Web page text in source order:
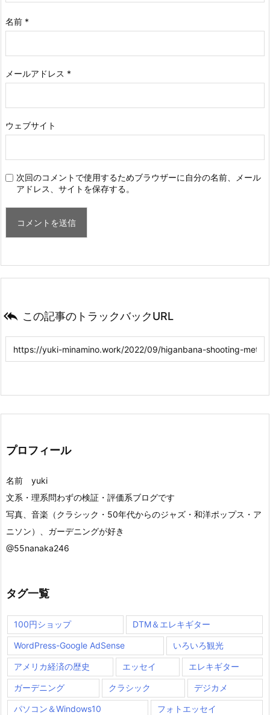
名前 *
メールアドレス *
ウェブサイト
次回のコメントで使用するためブラウザーに自分の名前、メール
アドレス、サイトを保存する。
 この記事のトラックバックURL
プロフィール
名前 yuki
文系・理系問わずの検証・評価系ブログです
写真、音楽（クラシック・50年代からのジャズ・和洋ポップス・ア
ニソン）、ガーデニングが好き
@55nanaka246
タグ一覧
100円ショップ DTM＆エレキギター
WordPress-Google AdSense いろいろ観光
アメリカ経済の歴史 エッセイ エレキギター
ガーデニング クラシック デジカメ
パソコン＆Windows10 フォトエッセイ